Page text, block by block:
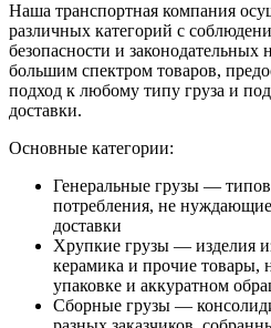
Наша транспортная компания
различных категорий с
безопасности и
большим спектром товаров,
подход к любому типу груза и
доставки.
Основные категории:
Генеральные грузы —
потребления, не
доставки
Хрупкие грузы — изделия
керамика и прочие товары,
упаковке и аккуратном
Сборные грузы —